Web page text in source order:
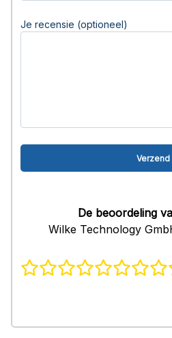
Je recensie (optioneel)
De beoordeling
Wilke Technology